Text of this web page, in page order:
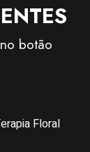
botão
Floral